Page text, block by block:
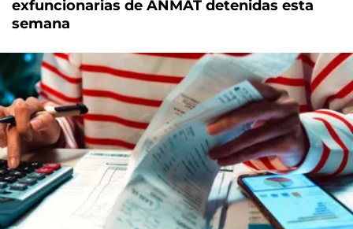
exfuncionarias de ANMAT detenidas esta
semana